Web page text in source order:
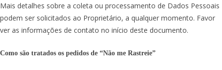
Mais detalhes sobre a coleta ou processamento de Dados Pessoais
podem ser solicitados ao Proprietário, a qualquer momento. Favor
ver as informações de contato no início deste documento.
Como são tratados os pedidos de “Não me Rastreie”